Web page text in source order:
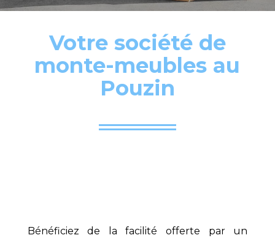
Votre société de
monte-meubles au
Pouzin
Bénéficiez de la facilité offerte par un